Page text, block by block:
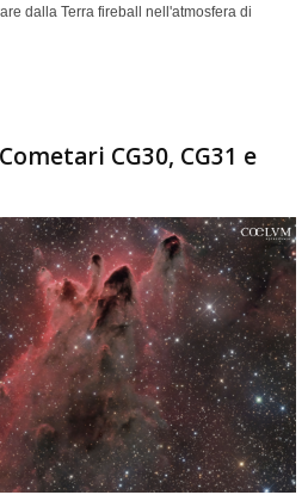
dalla Terra fireball nell'atmosfera di
CG30, CG31 e